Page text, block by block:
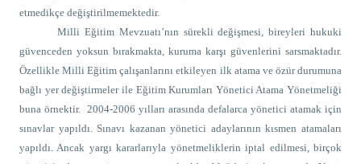
etmedikçe değiştirilmemektedir.
Milli Eğitim Mevzuatı’nın sürekli değişmesi, bireyleri hukuki
güvenceden yoksun bırakmakta, kuruma karşı güvenlerini sarsmaktadır.
Özellikle Milli Eğitim çalışanlarını etkileyen ilk atama ve özür durumuna
bağlı yer değiştirmeler ile Eğitim Kurumları Yönetici Atama Yönetmeliği
buna örnektir. 2004-2006 yılları arasında defalarca yönetici atamak için
sınavlar yapıldı. Sınavı kazanan yönetici adaylarının kısmen atamaları
yapıldı. Ancak yargı kararlarıyla yönetmeliklerin iptal edilmesi, birçok